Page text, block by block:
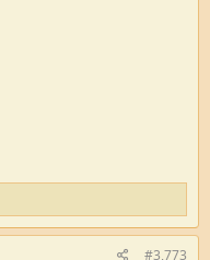
#3,773